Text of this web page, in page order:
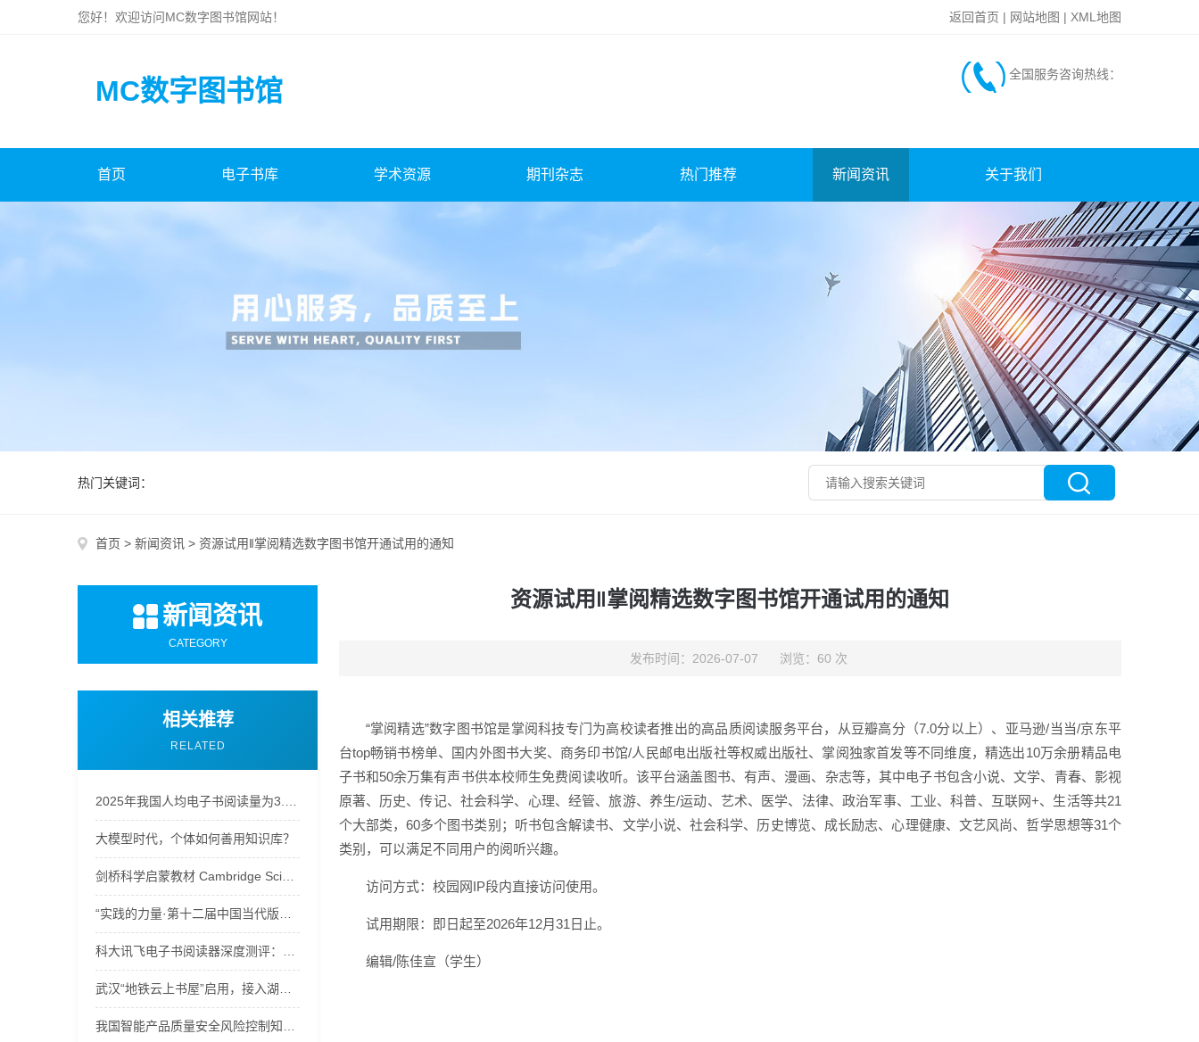
您好！欢迎访问MC数字图书馆网站！ 返回首页 | 网站地图 | XML地图
MC数字图书馆
全国服务咨询热线：
首页 电子书库 学术资源 期刊杂志 热门推荐 新闻资讯 关于我们
热门关键词：
首页 > 新闻资讯 > 资源试用‖掌阅精选数字图书馆开通试用的通知
新闻资讯
CATEGORY
相关推荐
RELATED
大模型时代，个体如何善用知识库？
资源试用‖掌阅精选数字图书馆开通试用的通知
发布时间：2026-07-07 浏览：60 次
“掌阅精选”数字图书馆是掌阅科技专门为高校读者推出的高品质阅读服务平台，从豆瓣高分（7.0分以上）、亚马逊/当当/京东平
台top畅销书榜单、国内外图书大奖、商务印书馆/人民邮电出版社等权威出版社、掌阅独家首发等不同维度，精选出10万余册精品电
子书和50余万集有声书供本校师生免费阅读收听。该平台涵盖图书、有声、漫画、杂志等，其中电子书包含小说、文学、青春、影视
原著、历史、传记、社会科学、心理、经管、旅游、养生/运动、艺术、医学、法律、政治军事、工业、科普、互联网+、生活等共21
个大部类，60多个图书类别；听书包含解读书、文学小说、社会科学、历史博览、成长励志、心理健康、文艺风尚、哲学思想等31个
类别，可以满足不同用户的阅听兴趣。
访问方式：校园网IP段内直接访问使用。
试用期限：即日起至2026年12月31日止。
编辑/陈佳宣（学生）